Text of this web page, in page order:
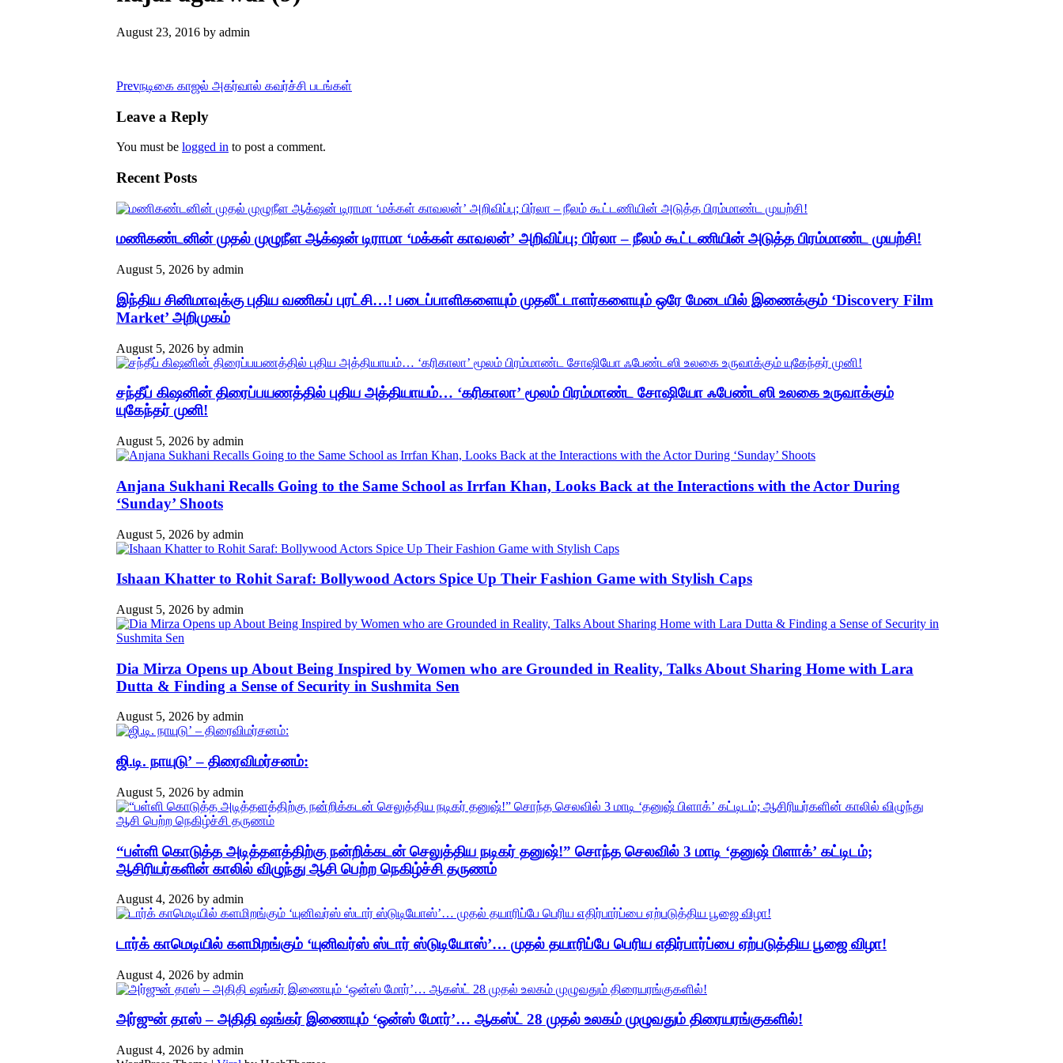
August 23, 2016 by admin
Prevநடிகை காஜல் அகர்வால் கவர்ச்சி படங்கள்
Leave a Reply
You must be logged in to post a comment.
Recent Posts
மணிகண்டனின் முதல் முழுநீள ஆக்‌ஷன் டிராமா ‘மக்கள் காவலன்’ அறிவிப்பு; பிர்லா – நீலம் கூட்டணியின் அடுத்த பிரம்மாண்ட முயற்சி!
August 5, 2026 by admin
இந்திய சினிமாவுக்கு புதிய வணிகப் புரட்சி…! படைப்பாளிகளையும் முதலீட்டாளர்களையும் ஒரே மேடையில் இணைக்கும் ‘Discovery Film
Market’ அறிமுகம்
August 5, 2026 by admin
சந்தீப் கிஷனின் திரைப்பயணத்தில் புதிய அத்தியாயம்… ‘கரிகாலா’ மூலம் பிரம்மாண்ட சோஷியோ ஃபேண்டஸி உலகை உருவாக்கும்
யுகேந்தர் முனி!
August 5, 2026 by admin
Anjana Sukhani Recalls Going to the Same School as Irrfan Khan, Looks Back at the Interactions with the Actor During
‘Sunday’ Shoots
August 5, 2026 by admin
Ishaan Khatter to Rohit Saraf: Bollywood Actors Spice Up Their Fashion Game with Stylish Caps
August 5, 2026 by admin
Dia Mirza Opens up About Being Inspired by Women who are Grounded in Reality, Talks About Sharing Home with Lara
Dutta & Finding a Sense of Security in Sushmita Sen
August 5, 2026 by admin
ஜி.டி. நாயுடு’ – திரைவிமர்சனம்:
August 5, 2026 by admin
“பள்ளி கொடுத்த அடித்தளத்திற்கு நன்றிக்கடன் செலுத்திய நடிகர் தனுஷ்!” சொந்த செலவில் 3 மாடி ‘தனுஷ் பிளாக்’ கட்டிடம்;
ஆசிரியர்களின் காலில் விழுந்து ஆசி பெற்ற நெகிழ்ச்சி தருணம்
August 4, 2026 by admin
டார்க் காமெடியில் களமிறங்கும் ‘யுனிவர்ஸ் ஸ்டார் ஸ்டுடியோஸ்’… முதல் தயாரிப்பே பெரிய எதிர்பார்ப்பை ஏற்படுத்திய பூஜை விழா!
August 4, 2026 by admin
அர்ஜுன் தாஸ் – அதிதி ஷங்கர் இணையும் ‘ஒன்ஸ் மோர்’… ஆகஸ்ட் 28 முதல் உலகம் முழுவதும் திரையரங்குகளில்!
August 4, 2026 by admin